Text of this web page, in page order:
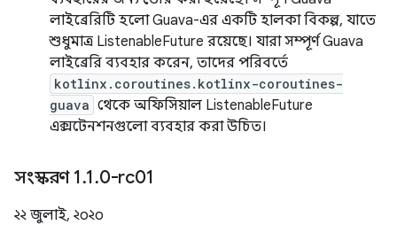
লাইব্রেরিটি হলো Guava-এর একটি হালকা বিকল্প, যাতে
শুধুমাত্র ListenableFuture রয়েছে। যারা সম্পূর্ণ Guava
লাইব্রেরি ব্যবহার করেন, তাদের পরিবর্তে
kotlinx.coroutines.kotlinx-coroutines-
guava থেকে অফিসিয়াল ListenableFuture
এক্সটেনশনগুলো ব্যবহার করা উচিত।
সংস্করণ 1.1.0-rc01
২২ জুলাই, ২০২০